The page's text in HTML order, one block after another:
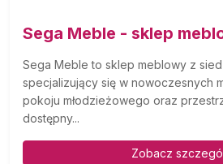
Sega Meble - sklep
Sega Meble to sklep meblowy z
specjalizujący się w nowoczesnych
pokoju młodzieżowego oraz
dostępny...
Zobacz